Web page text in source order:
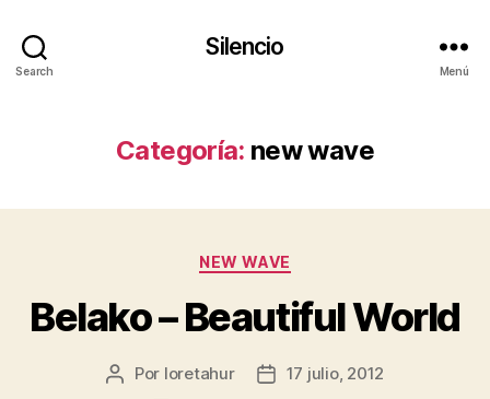
Search
Silencio
Menú
Categoría: new wave
Categorías
NEW WAVE
Belako – Beautiful World
Autor
Por loretahur
Fecha17 julio, 2012